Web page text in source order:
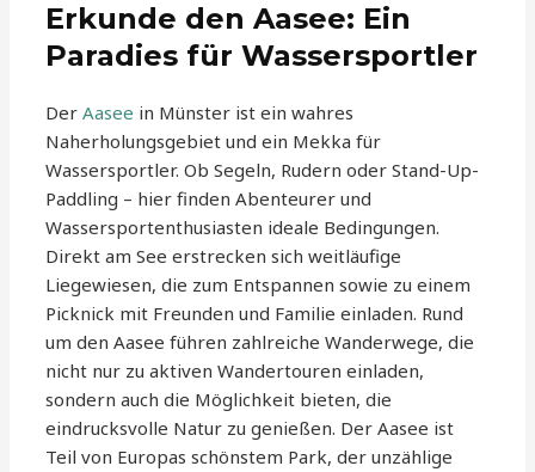
Erkunde den Aasee: Ein
Paradies für Wassersportler
DerAasee in Münster ist ein wahres
Naherholungsgebiet und ein Mekka für
Wassersportler. Ob Segeln, Rudern oder Stand-Up-
Paddling – hier finden Abenteurer und
Wassersportenthusiasten ideale Bedingungen.
Direkt am See erstrecken sich weitläufige
Liegewiesen, die zum Entspannen sowie zu einem
Picknick mit Freunden und Familie einladen. Rund
um den Aasee führen zahlreiche Wanderwege, die
nicht nur zu aktiven Wandertouren einladen,
sondern auch die Möglichkeit bieten, die
eindrucksvolle Natur zu genießen. Der Aasee ist
Teil von Europas schönstem Park, der unzählige